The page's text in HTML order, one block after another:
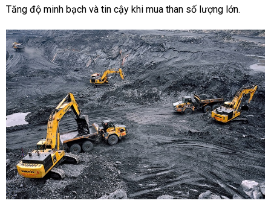
Tăng độ minh bạch và tin cậy khi mua than số lượng lớn.